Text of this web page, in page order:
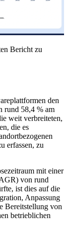
Bericht zu
den
rund 58,4 % am
weit verbreiteten,
die es
erfassen, zu
mit einer
von rund
ist dies auf die
Anpassung
Bereitstellung von
betrieblichen